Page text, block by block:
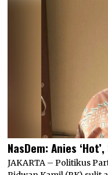
NasDem: Anies
JAKARTA – Politikus